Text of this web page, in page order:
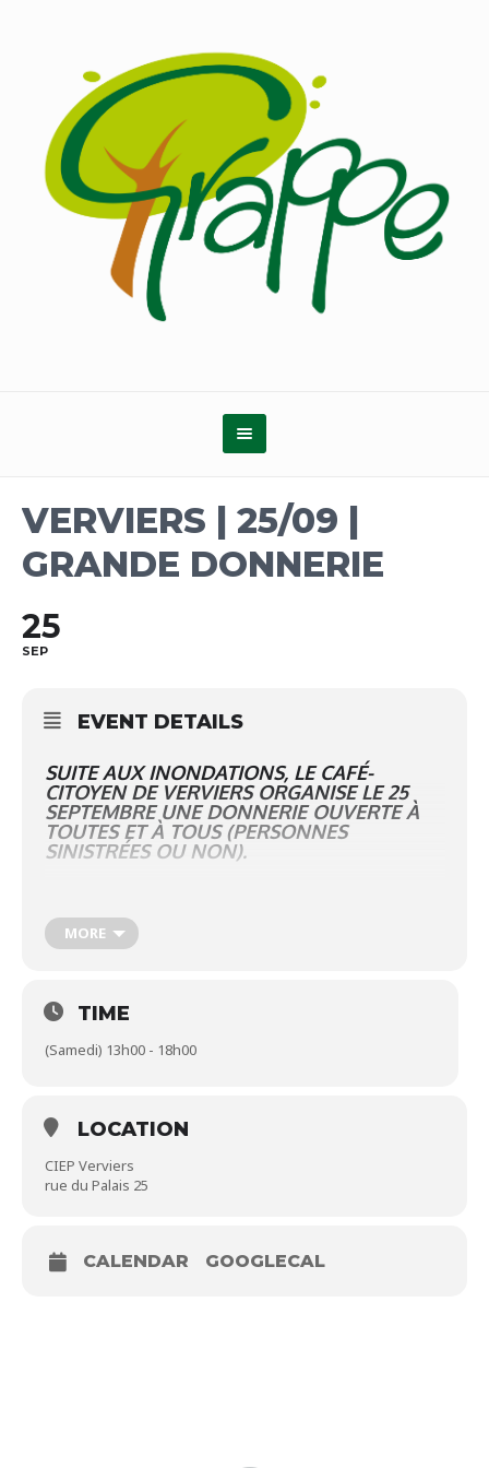
VERVIERS | 25/09 |
GRANDE DONNERIE
25
SEP
EVENT DETAILS
SUITE AUX INONDATIONS, LE CAFÉ-
CITOYEN DE VERVIERS ORGANISE LE 25
SEPTEMBRE UNE DONNERIE OUVERTE À
TOUTES ET À TOUS (PERSONNES
SINISTRÉES OU NON).
Une donnerie, c’est quoi ? Une donnerie, c’est un peu
comme une brocante mais tout est gratuit ! Vous trouverez
sur place des vêtements (adultes et enfants), des
chaleureuse et conviviale !
MORE
TIME
(Samedi) 13h00 - 18h00
LOCATION
CIEP Verviers
rue du Palais 25
CALENDAR GOOGLECAL